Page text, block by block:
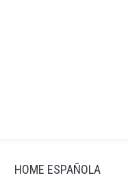
HOME ESPAÑOLA